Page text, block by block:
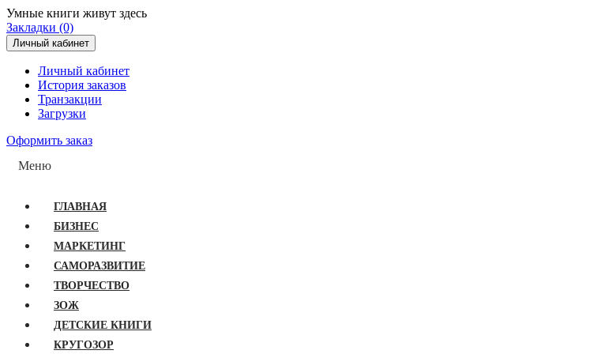
Умные книги живут здесь
Закладки (0)
Личный кабинет
Личный кабинет
История заказов
Транзакции
Загрузки
Оформить заказ
Меню
ГЛАВНАЯ
БИЗНЕС
МАРКЕТИНГ
САМОРАЗВИТИЕ
ТВОРЧЕСТВО
ЗОЖ
ДЕТСКИЕ КНИГИ
КРУГОЗОР